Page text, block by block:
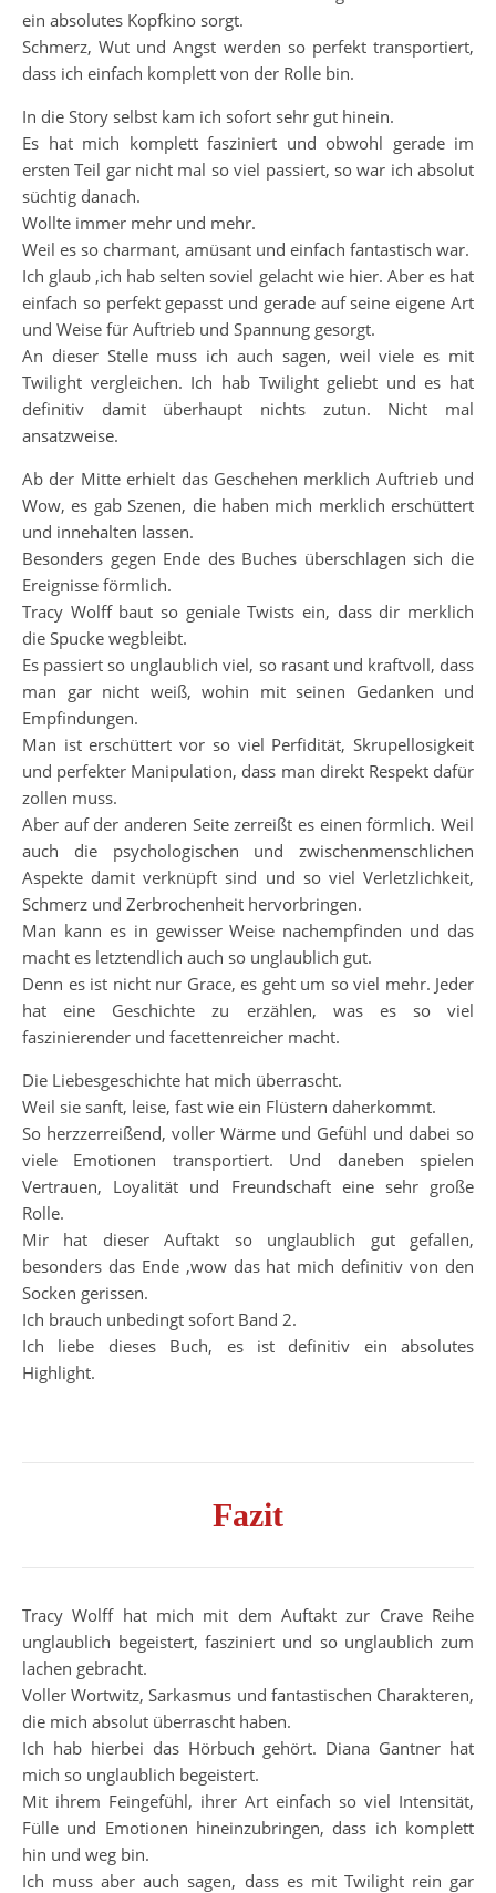
ein absolutes Kopfkino sorgt.
Schmerz, Wut und Angst werden so perfekt transportiert,
dass ich einfach komplett von der Rolle bin.
In die Story selbst kam ich sofort sehr gut hinein.
Es hat mich komplett fasziniert und obwohl gerade im
ersten Teil gar nicht mal so viel passiert, so war ich absolut
süchtig danach.
Wollte immer mehr und mehr.
Weil es so charmant, amüsant und einfach fantastisch war.
Ich glaub ,ich hab selten soviel gelacht wie hier. Aber es hat
einfach so perfekt gepasst und gerade auf seine eigene Art
und Weise für Auftrieb und Spannung gesorgt.
An dieser Stelle muss ich auch sagen, weil viele es mit
Twilight vergleichen. Ich hab Twilight geliebt und es hat
definitiv damit überhaupt nichts zutun. Nicht mal
ansatzweise.
Ab der Mitte erhielt das Geschehen merklich Auftrieb und
Wow, es gab Szenen, die haben mich merklich erschüttert
und innehalten lassen.
Besonders gegen Ende des Buches überschlagen sich die
Ereignisse förmlich.
Tracy Wolff baut so geniale Twists ein, dass dir merklich
die Spucke wegbleibt.
Es passiert so unglaublich viel, so rasant und kraftvoll, dass
man gar nicht weiß, wohin mit seinen Gedanken und
Empfindungen.
Man ist erschüttert vor so viel Perfidität, Skrupellosigkeit
und perfekter Manipulation, dass man direkt Respekt dafür
zollen muss.
Aber auf der anderen Seite zerreißt es einen förmlich. Weil
auch die psychologischen und zwischenmenschlichen
Aspekte damit verknüpft sind und so viel Verletzlichkeit,
Schmerz und Zerbrochenheit hervorbringen.
Man kann es in gewisser Weise nachempfinden und das
macht es letztendlich auch so unglaublich gut.
Denn es ist nicht nur Grace, es geht um so viel mehr. Jeder
hat eine Geschichte zu erzählen, was es so viel
faszinierender und facettenreicher macht.
Die Liebesgeschichte hat mich überrascht.
Weil sie sanft, leise, fast wie ein Flüstern daherkommt.
So herzzerreißend, voller Wärme und Gefühl und dabei so
viele Emotionen transportiert. Und daneben spielen
Vertrauen, Loyalität und Freundschaft eine sehr große
Rolle.
Mir hat dieser Auftakt so unglaublich gut gefallen,
besonders das Ende ,wow das hat mich definitiv von den
Socken gerissen.
Ich brauch unbedingt sofort Band 2.
Ich liebe dieses Buch, es ist definitiv ein absolutes
Highlight.
Fazit
Tracy Wolff hat mich mit dem Auftakt zur Crave Reihe
unglaublich begeistert, fasziniert und so unglaublich zum
lachen gebracht.
Voller Wortwitz, Sarkasmus und fantastischen Charakteren,
die mich absolut überrascht haben.
Ich hab hierbei das Hörbuch gehört. Diana Gantner hat
mich so unglaublich begeistert.
Mit ihrem Feingefühl, ihrer Art einfach so viel Intensität,
Fülle und Emotionen hineinzubringen, dass ich komplett
hin und weg bin.
Ich muss aber auch sagen, dass es mit Twilight rein gar